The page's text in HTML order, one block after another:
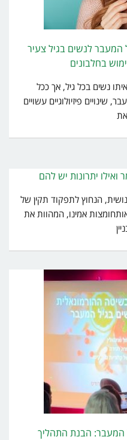
המעבר לנשים בגיל צעיר
בחלבונים
נשים בכל גיל, אך ככל
פיזיולוגיים עשויים
ואילו יתרונות יש להם
הנחוץ לתפקוד תקין של
אמינו, המהוות את
המעבר: הבנת התהליך